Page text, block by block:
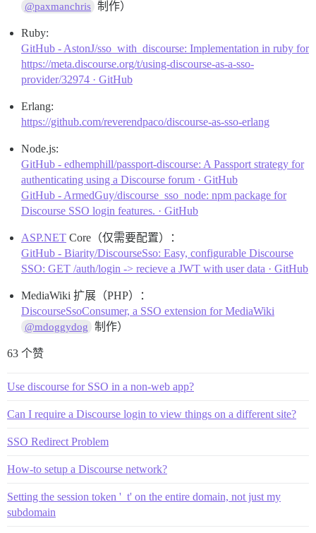
@paxmanchris 制作）
Ruby:
GitHub - AstonJ/sso_with_discourse: Implementation in ruby for
https://meta.discourse.org/t/using-discourse-as-a-sso-
provider/32974 · GitHub
Erlang:
https://github.com/reverendpaco/discourse-as-sso-erlang
Node.js:
GitHub - edhemphill/passport-discourse: A Passport strategy for
authenticating using a Discourse forum · GitHub
GitHub - ArmedGuy/discourse_sso_node: npm package for
Discourse SSO login features. · GitHub
ASP.NET Core（仅需要配置）：
GitHub - Biarity/DiscourseSso: Easy, configurable Discourse
SSO: GET /auth/login -> recieve a JWT with user data · GitHub
MediaWiki 扩展（PHP）：
DiscourseSsoConsumer, a SSO extension for MediaWiki
@mdoggydog 制作）
63 个赞
Use discourse for SSO in a non-web app?
Can I require a Discourse login to view things on a different site?
SSO Redirect Problem
How-to setup a Discourse network?
Setting the session token '_t' on the entire domain, not just my
subdomain